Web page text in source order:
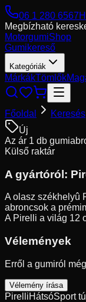
06 1 280 6567
Megbízható
MotorgumiShop
Gumikereső
Kategóriák
MárkákTömlők
Főoldal Keresés
Új
Az ár 1 db
Külső raktár
A gyártóról:
A olasz székhelyû
abroncsok a
A Pirelli a világ 12
Vélemények
Erről a gumiról
Vélemény írása
PirelliHátsóSport